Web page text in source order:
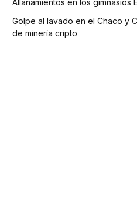
Golpe al lavado en el Chaco y
de minería cripto